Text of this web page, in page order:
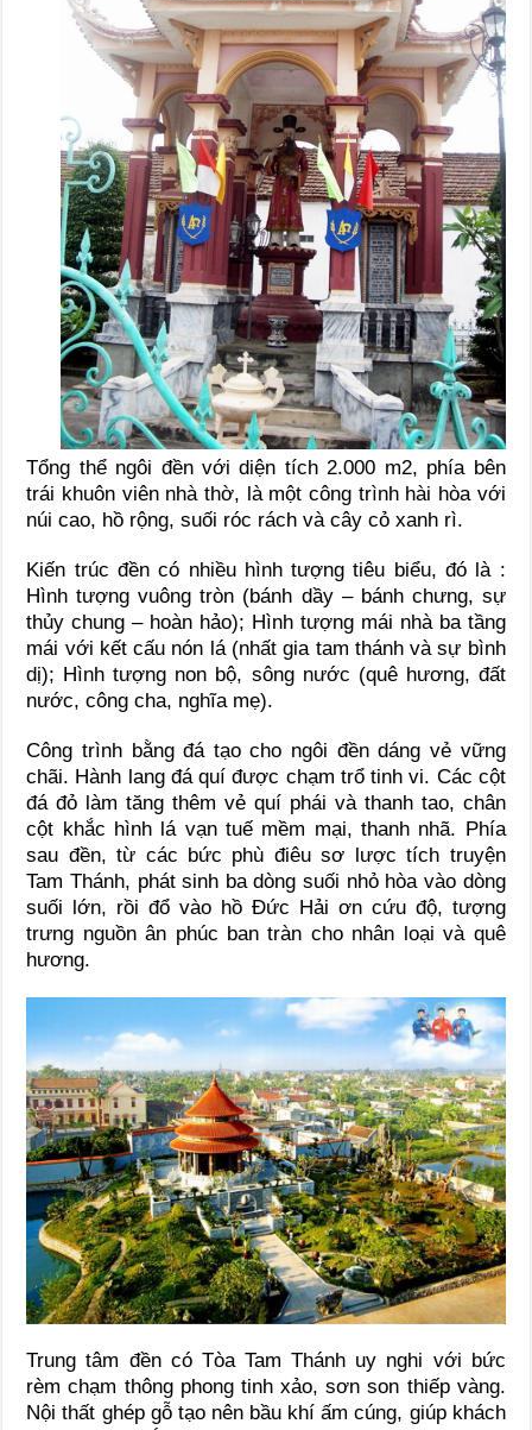
Tổng thể ngôi đền với diện tích 2.000 m2, phía bên
trái khuôn viên nhà thờ, là một công trình hài hòa với
núi cao, hồ rộng, suối róc rách và cây cỏ xanh rì.
Kiến trúc đền có nhiều hình tượng tiêu biểu, đó là :
Hình tượng vuông tròn (bánh dầy – bánh chưng, sự
thủy chung – hoàn hảo); Hình tượng mái nhà ba tầng
mái với kết cấu nón lá (nhất gia tam thánh và sự bình
dị); Hình tượng non bộ, sông nước (quê hương, đất
nước, công cha, nghĩa mẹ).
Công trình bằng đá tạo cho ngôi đền dáng vẻ vững
chãi. Hành lang đá quí được chạm trổ tinh vi. Các cột
đá đỏ làm tăng thêm vẻ quí phái và thanh tao, chân
cột khắc hình lá vạn tuế mềm mại, thanh nhã. Phía
sau đền, từ các bức phù điêu sơ lược tích truyện
Tam Thánh, phát sinh ba dòng suối nhỏ hòa vào dòng
suối lớn, rồi đổ vào hồ Đức Hải ơn cứu độ, tượng
trưng nguồn ân phúc ban tràn cho nhân loại và quê
hương.
Trung tâm đền có Tòa Tam Thánh uy nghi với bức
rèm chạm thông phong tinh xảo, sơn son thiếp vàng.
Nội thất ghép gỗ tạo nên bầu khí ấm cúng, giúp khách